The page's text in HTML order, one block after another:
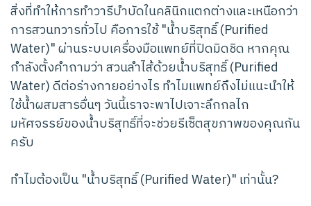
สิ่งที่ทำให้การทำวารีบำบัดในคลินิกแตกต่างและเหนือกว่า
การสวนทวารทั่วไป คือการใช้ "น้ำบริสุทธิ์ (Purified
Water)" ผ่านระบบเครื่องมือแพทย์ที่ปิดมิดชิด หากคุณ
กำลังตั้งคำถามว่า สวนลำไส้ด้วยน้ำบริสุทธิ์ (Purified
Water) ดีต่อร่างกายอย่างไร ทำไมแพทย์ถึงไม่แนะนำให้
ใช้น้ำผสมสารอื่นๆ วันนี้เราจะพาไปเจาะลึกกลไก
มหัศจรรย์ของน้ำบริสุทธิ์ที่จะช่วยรีเซ็ตสุขภาพของคุณกัน
ครับ
ทำไมต้องเป็น "น้ำบริสุทธิ์ (Purified Water)" เท่านั้น?